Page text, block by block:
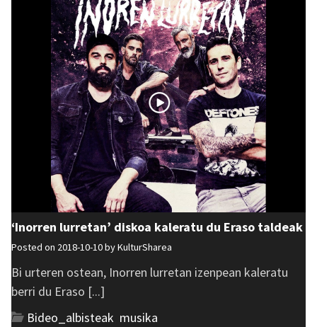
‘Inorren lurretan’ diskoa kaleratu du Eraso taldeak
Posted on 2018-10-10 byKulturSharea
Bi urteren ostean, Inorren lurretan izenpean kaleratu
berri du Eraso [...]
Bideo_albisteak musika